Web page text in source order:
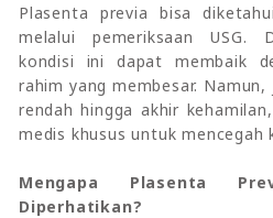
Plasenta previa bisa
melalui pemeriksaan USG.
kondisi ini dapat membaik
rahim yang membesar.
rendah hingga akhir
medis khusus untuk mencegah
Mengapa Plasenta
Diperhatikan?